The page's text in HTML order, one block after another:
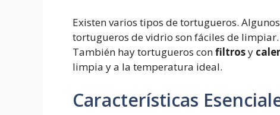
Existen varios tipos de tortugueros.
tortugueros de vidrio son fáciles de
También hay tortugueros confiltrosy
limpia y a la temperatura ideal.
Características